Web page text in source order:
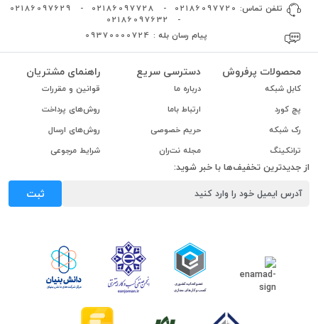
تلفن تماس: 02186097720
-
02186097728
-
02186097629
-
02186097632
پیام رسان بله : 09370000724
محصولات پرفروش
کابل شبکه
پچ کورد
رک شبکه
ترانکینگ
دسترسی سریع
درباره ما
ارتباط باما
حریم خصوصی
مجله نت‌ران
راهنمای مشتریان
قوانین و مقررات
روش‌های پرداخت
روش‌های ارسال
شرایط مرجوعی
از جدیدترین تخفیف‌ها با خبر شوید:
ثبت